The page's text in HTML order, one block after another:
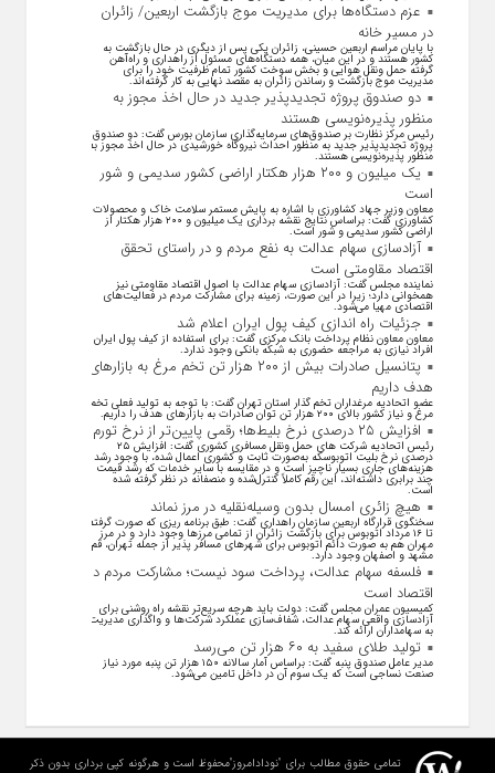
عزم دستگاه‌ها برای مدیریت موج بازگشت اربعین/ زائران
در مسیر خانه
با پایان مراسم اربعین حسینی، زائران یکی پس از دیگری در حال بازگشت به
کشور هستند و در این میان، همه دستگاه‌های مسئول از راهداری و راه‌آهن
گرفته حمل ونقل هوایی و بخش سوخت کشور تمام ظرفیت خود را برای
مدیریت موج بازگشت و رساندن زائران به مقصد نهایی به کار گرفته‌اند.
دو صندوق پروژه تجدیدپذیر جدید در حال اخذ مجوز به
منظور پذیره‌نویسی هستند
رئیس مرکز نظارت بر صندوق‌های سرمایه‌گذاری سازمان بورس گفت: دو صندوق
پروژه تجدیدپذیر جدید به منظور احداث نیروگاه خورشیدی در حال اخذ مجوز به
منظور پذیره‌نویسی هستند.
یک میلیون و ۲۰۰ هزار هکتار اراضی کشور سدیمی و شور
است
معاون وزیر جهاد کشاورزی با اشاره به پایش مستمر سلامت خاک و محصولات
کشاورزی گفت: براساس نتایج نقشه برداری یک میلیون و ۲۰۰ هزار هکتار از
اراضی کشور سدیمی و شور است.
آزادسازی سهام عدالت به نفع مردم و در راستای تحقق
اقتصاد مقاومتی است
نماینده مجلس گفت: آزادسازی سهام عدالت با اصول اقتصاد مقاومتی نیز
همخوانی دارد؛ زیرا در این صورت، زمینه برای مشارکت مردم در فعالیت‌های
اقتصادی مهیا می‌شود.
جزئیات راه اندازی کیف پول ایران اعلام شد
معاون معاون نظام پرداخت بانک مرکزی گفت: برای استفاده از کیف پول ایران
افراد نیازی به مراجعه حضوری به شبکه بانکی وجود ندارد.
پتانسیل صادرات بیش از ۲۰۰ هزار تن تخم مرغ به بازار‌های
هدف داریم
عضو اتحادیه مرغداران تخم گذار استان تهران گفت: با توجه به تولید فعلی تخم
مرغ و نیاز کشور بالای ۲۰۰ هزار تن توان صادرات به بازار‌های هدف را داریم.
افزایش ۲۵ درصدی نرخ بلیط‌ها؛ رقمی پایین‌تر از نرخ تورم
رئیس اتحادیه شرکت های حمل ونقل مسافری کشوری گفت: افزایش ۲۵
درصدی نرخ بلیت اتوبوسکه به‌صورت ثابت و کشوری اعمال شده، با وجود رشد
هزینه‌های جاری بسیار ناچیز است و در مقایسه با سایر خدمات که رشد قیمت
چند برابری داشته‌اند، این رقم کاملاً کنترل‌شده و منصفانه در نظر گرفته شده
است.
هیچ زائری امسال بدون وسیله‌نقلیه در مرز نماند
سخنگوی قرارگاه اربعین سازمان راهداری گفت: طبق برنامه ریزی که صورت گرفته
تا ۱۶ مرداد اتوبوس برای بازگشت زائران از تمامی مرز‌ها وجود دارد و در مرز
مهران هم به صورت دائم اتوبوس برای شهر‌های مسافر پذیر از جمله تهران، قم،
مشهد و اصفهان وجود دارد.
فلسفه سهام عدالت، پرداخت سود نیست؛ مشارکت مردم در
اقتصاد است
کمیسیون عمران مجلس گفت: دولت باید هرچه سریع‌تر نقشه راه روشنی برای
آزادسازی واقعی سهام عدالت، شفاف‌سازی عملکرد شرکت‌ها و واگذاری مدیریت
به سهامداران ارائه کند.
تولید طلای سفید به ۶۰ هزار تن می‌رسد
مدیر عامل صندوق پنبه گفت: براساس آمار سالانه ۱۵۰ هزار تن پنبه مورد نیاز
صنعت نساجی است که یک سوم آن در داخل تامین می‌شود.
تمامی حقوق مطالب برای "نودادامروز"محفوظ است و هرگونه کپی برداری بدون ذکر